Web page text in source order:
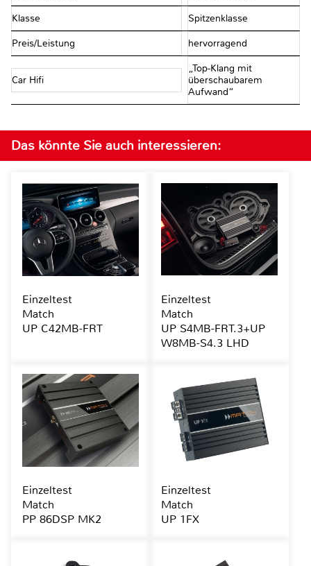
Klasse Spitzenklasse
Preis/Leistung hervorragend
Car Hifi
„Top-Klang mit
überschaubarem
Aufwand“
Das könnte Sie auch interessieren:
Einzeltest
Match
UP C42MB-FRT
Einzeltest
Match
UP S4MB-FRT.3+UP
W8MB-S4.3 LHD
Einzeltest
Match
PP 86DSP MK2
Einzeltest
Match
UP 1FX